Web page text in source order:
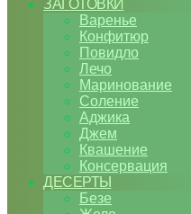
ЗАГОТОВКИ
Варенье
Конфитюр
Повидло
Лечо
Маринование
Соление
Аджика
Джем
Квашение
Консервация
ДЕСЕРТЫ
Безе